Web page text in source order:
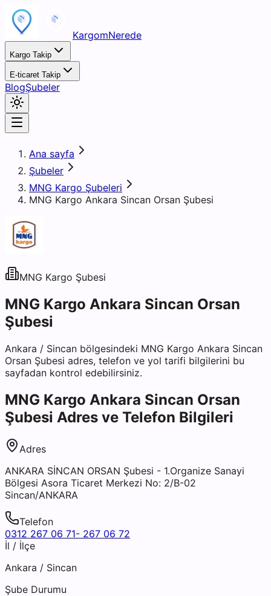
KargomNerede
Kargo Takip
E-ticaret Takip
BlogŞubeler
Ana sayfa
Şubeler
MNG Kargo Şubeleri
MNG Kargo Ankara Sincan Orsan Şubesi
MNG Kargo Şubesi
MNG Kargo Ankara Sincan Orsan
Şubesi
Ankara / Sincan bölgesindeki MNG Kargo Ankara Sincan
Orsan Şubesi adres, telefon ve yol tarifi bilgilerini bu
sayfadan kontrol edebilirsiniz.
MNG Kargo Ankara Sincan Orsan
Şubesi Adres ve Telefon Bilgileri
Adres
ANKARA SİNCAN ORSAN Şubesi - 1.Organize Sanayi
Bölgesi Asora Ticaret Merkezi No: 2/B-02
Sincan/ANKARA
Telefon
0312 267 06 71- 267 06 72
İl / İlçe
Ankara / Sincan
Şube Durumu